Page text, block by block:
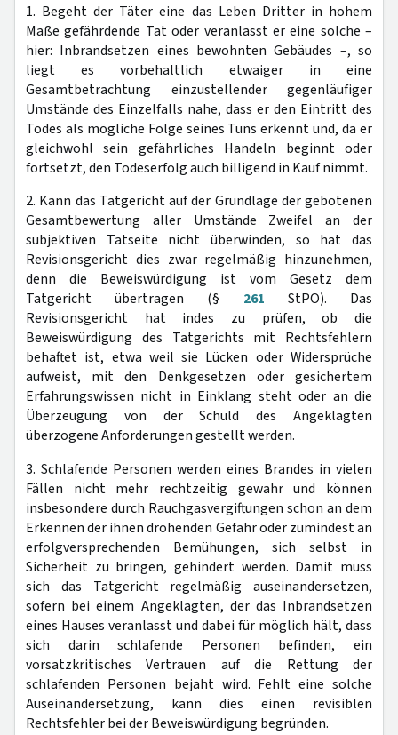
1. Begeht der Täter eine das Leben Dritter in hohem
Maße gefährdende Tat oder veranlasst er eine solche –
hier: Inbrandsetzen eines bewohnten Gebäudes –, so
liegt es vorbehaltlich etwaiger in eine
Gesamtbetrachtung einzustellender gegenläufiger
Umstände des Einzelfalls nahe, dass er den Eintritt des
Todes als mögliche Folge seines Tuns erkennt und, da er
gleichwohl sein gefährliches Handeln beginnt oder
fortsetzt, den Todeserfolg auch billigend in Kauf nimmt.
2. Kann das Tatgericht auf der Grundlage der gebotenen
Gesamtbewertung aller Umstände Zweifel an der
subjektiven Tatseite nicht überwinden, so hat das
Revisionsgericht dies zwar regelmäßig hinzunehmen,
denn die Beweiswürdigung ist vom Gesetz dem
Tatgericht übertragen (§ 261 StPO). Das
Revisionsgericht hat indes zu prüfen, ob die
Beweiswürdigung des Tatgerichts mit Rechtsfehlern
behaftet ist, etwa weil sie Lücken oder Widersprüche
aufweist, mit den Denkgesetzen oder gesichertem
Erfahrungswissen nicht in Einklang steht oder an die
Überzeugung von der Schuld des Angeklagten
überzogene Anforderungen gestellt werden.
3. Schlafende Personen werden eines Brandes in vielen
Fällen nicht mehr rechtzeitig gewahr und können
insbesondere durch Rauchgasvergiftungen schon an dem
Erkennen der ihnen drohenden Gefahr oder zumindest an
erfolgversprechenden Bemühungen, sich selbst in
Sicherheit zu bringen, gehindert werden. Damit muss
sich das Tatgericht regelmäßig auseinandersetzen,
sofern bei einem Angeklagten, der das Inbrandsetzen
eines Hauses veranlasst und dabei für möglich hält, dass
sich darin schlafende Personen befinden, ein
vorsatzkritisches Vertrauen auf die Rettung der
schlafenden Personen bejaht wird. Fehlt eine solche
Auseinandersetzung, kann dies einen revisiblen
Rechtsfehler bei der Beweiswürdigung begründen.